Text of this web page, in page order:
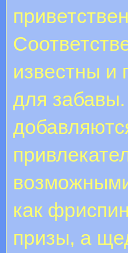
известны и
для
как
призы, а